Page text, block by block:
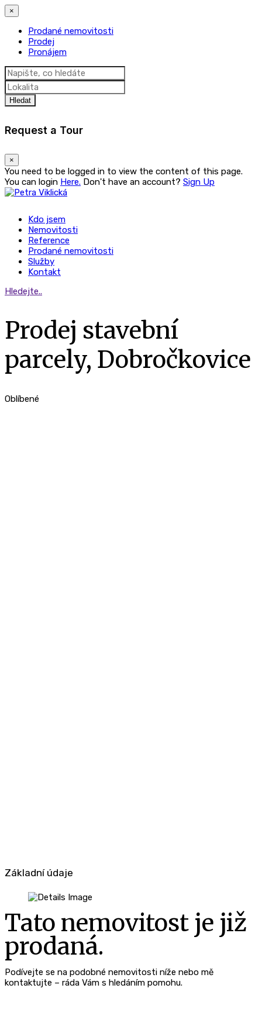
×
Prodané nemovitosti
Prodej
Pronájem
Hledat
Request a Tour
×
You need to be logged in to view the content of this page.
You can login Here. Don't have an account? Sign Up
Kdo jsem
Nemovitosti
Reference
Prodané nemovitosti
Služby
Kontakt
Hledejte..
Prodej stavební
parcely, Dobročkovice
Oblíbené
Základní údaje
Tato nemovitost je již
prodaná.
Podívejte se na podobné nemovitosti níže nebo mě
kontaktujte – ráda Vám s hledáním pomohu.